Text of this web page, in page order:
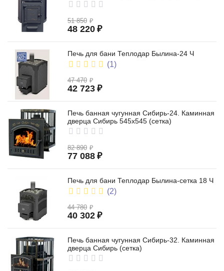
51 850 ₽
48 220 ₽
Печь для бани Теплодар Былина-24 Ч
(1)
47 470 ₽
42 723 ₽
Печь банная чугунная Сибирь-24. Каминная
дверца Сибирь 545х545 (сетка)
82 890 ₽
77 088 ₽
Печь для бани Теплодар Былина-сетка 18 Ч
(2)
44 780 ₽
40 302 ₽
Печь банная чугунная Сибирь-32. Каминная
дверца Сибирь (сетка)